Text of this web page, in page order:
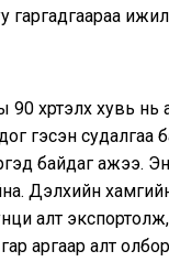
гаргадгаараа
хүртэлх хувь нь
гэсэн судалгаа
байдаг ажээ.
Дэлхийн
алт
аргаар алт